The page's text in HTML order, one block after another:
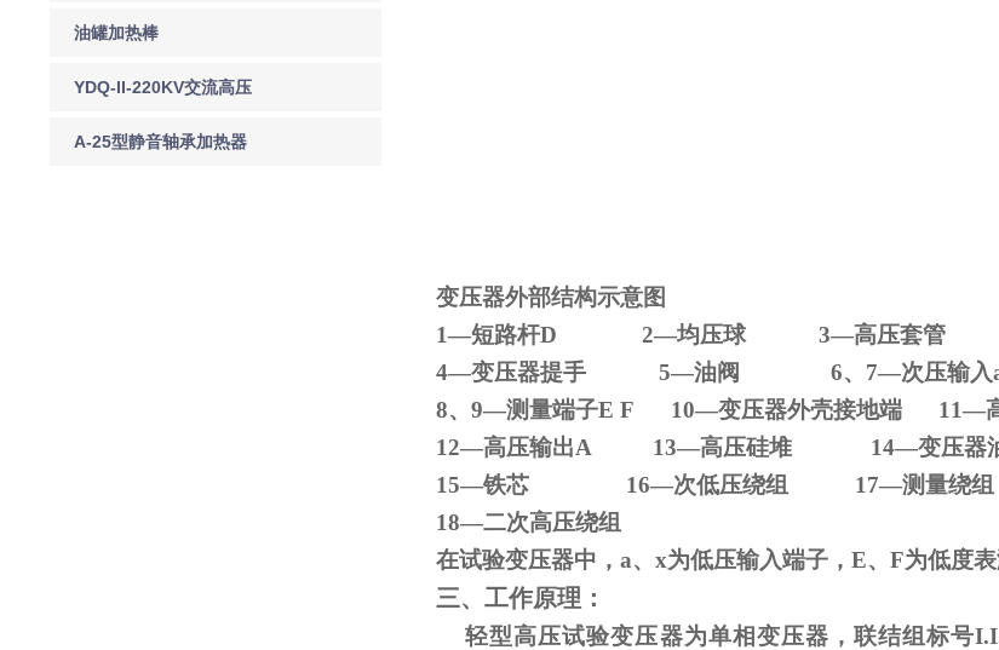
120kw
油罐加热棒
YDQ-II-220KV交流高压
声光验电器
A-25型静音轴承加热器
变压器外部结构示意图
1—短路杆D 2—均压球 3—高压套管
4—变压器提手 5—油阀 6、 7—次压输入
8、 9—测量端子E F 10—变压器外壳接地端 11—
12—高压输出A 13—高压硅堆 14—变压器
15—铁芯 16—次低压绕组 17—测量绕组
18—二次高压绕组
在试验变压器中， a、 x为低压输入端子， E、 F为低度
三、工作原理：
轻型高压试验变压器为单相变压器，联结组标号